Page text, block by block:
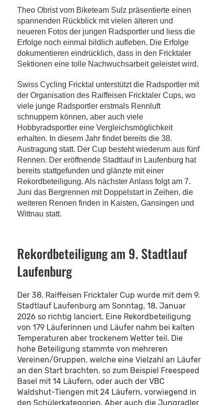
Theo Obrist vom Biketeam Sulz präsentierte einen
spannenden Rückblick mit vielen älteren und
neueren Fotos der jungen Radsportler und liess die
Erfolge noch einmal bildlich aufleben. Die Erfolge
dokumentieren eindrücklich, dass in den Fricktaler
Sektionen eine tolle Nachwuchsarbeit geleistet wird.
Swiss Cycling Fricktal unterstützt die Radsportler mit
der Organisation des Raiffeisen Fricktaler Cups, wo
viele junge Radsportler erstmals Rennluft
schnuppern können, aber auch viele
Hobbyradsportler eine Vergleichsmöglichkeit
erhalten. In diesem Jahr findet bereits die 38.
Austragung statt. Der Cup besteht wiederum aus fünf
Rennen. Der eröffnende Stadtlauf in Laufenburg hat
bereits stattgefunden und glänzte mit einer
Rekordbeteiligung. Als nächster Anlass folgt am 7.
Juni das Bergrennen mit Doppelstart in Zeihen, die
weiteren Rennen finden in Kaisten, Gansingen und
Wittnau statt.
Rekordbeteiligung am 9. Stadtlauf
Laufenburg
Der 38. Raiffeisen Fricktaler Cup wurde mit dem 9.
Stadtlauf Laufenburg am Sonntag, 18. Januar
2026 so richtig lanciert. Eine Rekordbeteiligung
von 179 Läuferinnen und Läufer nahm bei kalten
Temperaturen aber trockenem Wetter teil. Die
hohe Beteiligung stammte von mehreren
Vereinen/Gruppen, welche eine Vielzahl an Läufer
an den Start brachten, so zum Beispiel Freespeed
Basel mit 14 Läufern, oder auch der VBC
Waldshut-Tiengen mit 24 Läufern, vorwiegend in
den Schülerkategorien. Aber auch die Jungradler